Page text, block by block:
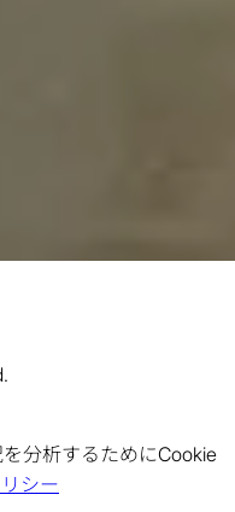
分析するためにCookie
シー